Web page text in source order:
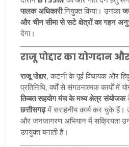
पालक अधिकारीनियुक्त किया। उनका
और चीन सीमा से सटे क्षेत्रों का गहन
देगा।
राजू पोद्दार का योगदान
राजू पोद्दार, कटनी के पूर्व विधायक और
प्रतिनिधि, वर्षों से संगठनात्मक कार्यों में
तिब्बत सहयोग मंच के मध्य क्षेत्र संयोजक
छत्तीसगढ़में सराहनीय कार्य कर चुके हैं।
और जनजागरण अभियान में सक्रियता
उपयुक्त बनाती है।